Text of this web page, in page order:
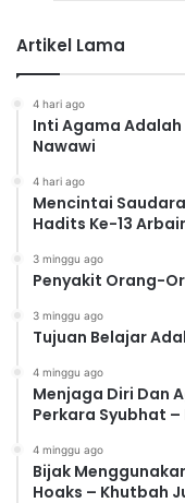
Artikel Lama
4 hari ago
Inti Agama
Nawawi
4 hari ago
Mencintai
Hadits Ke-13
3 minggu ago
Penyakit Orang-
3 minggu ago
Tujuan Belajar
4 minggu ago
Menjaga Diri Dan
Perkara Syubhat
4 minggu ago
Bijak
Hoaks – Khutbah